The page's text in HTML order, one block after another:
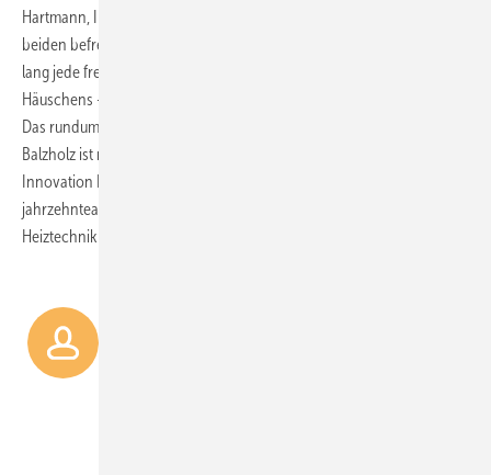
Hartmann, Inhaber des SHK-Fachbetriebs Hartmann GmbH. Die
beiden befreundeten Heizungs- und Sanitärmeister haben vier Jahre
lang jede freie Minute in die Kernsanierung eines historischen
Häuschens – Baujahr zwischen 1850 und 1920 – gesteckt.
Das rundum modernisierte Gebäude im schwäbischen Beuren-
Balzholz ist nun ein gelungenes Beispiel dafür, wie Tradition und
Innovation Hand in Hand gehen können. Und es zeigt, dass selbst
jahrzehntealte Häuser optisch und technisch mit moderner
Heiztechnik harmonieren.